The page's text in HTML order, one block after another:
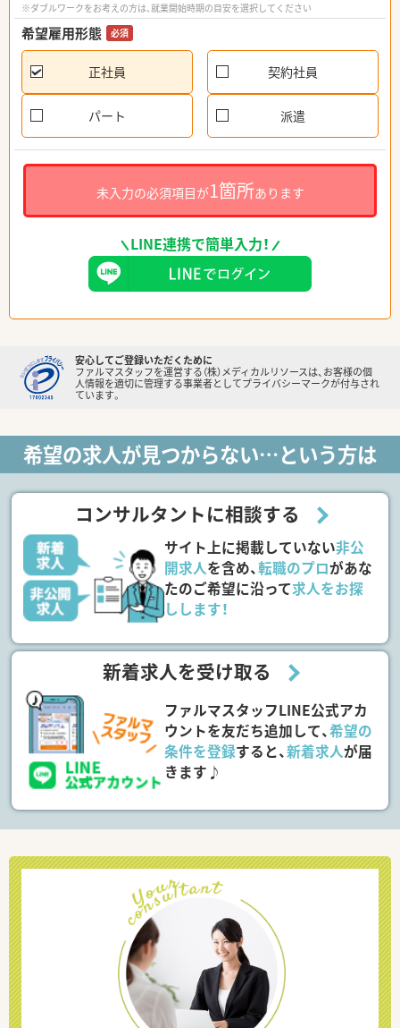
※ダブルワークをお考えの方は、就業開始時期の目安を選択してください
希望雇用形態 必須
正社員 契約社員
パート 派遣
未入力の必須項目が1箇所あります
LINE連携で簡単入力！
安心してご登録いただくために
ファルマスタッフを運営する（株）メディカルリソースは、お客様の個
人情報を適切に管理する事業者としてプライバシーマークが付与され
ています。
希望の求人が見つからない…という方は
コンサルタントに相談する
サイト上に掲載していない非公
開求人を含め、転職のプロがあな
たのご希望に沿って求人をお探
しします！
新着求人を受け取る
ファルマスタッフLINE公式アカ
ウントを友だち追加して、希望の
条件を登録すると、新着求人が届
きます♪